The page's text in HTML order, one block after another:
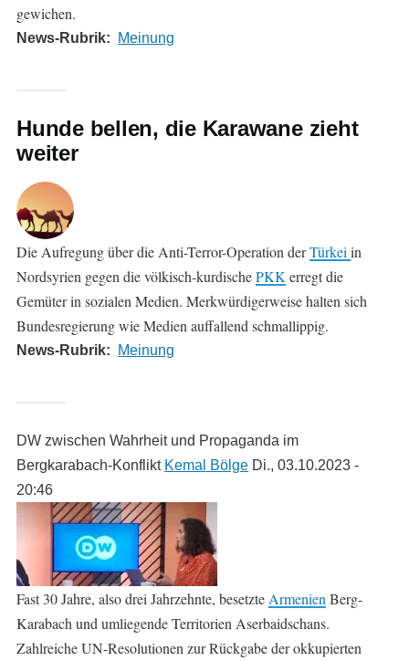
gewichen.
News-Rubrik Meinung
Hunde bellen, die Karawane zieht
weiter
Die Aufregung über die Anti-Terror-Operation derTürkei in
Nordsyrien gegen die völkisch-kurdischePKK erregt die
Gemüter in sozialen Medien. Merkwürdigerweise halten sich
Bundesregierung wie Medien auffallend schmallippig.
News-Rubrik Meinung
DW zwischen Wahrheit und Propaganda im
Bergkarabach-Konflikt Kemal Bölge Di., 03.10.2023 -
20:46
Fast 30 Jahre, also drei Jahrzehnte, besetzte Armenien Berg-
Karabach und umliegende Territorien Aserbaidschans.
Zahlreiche UN-Resolutionen zur Rückgabe der okkupierten